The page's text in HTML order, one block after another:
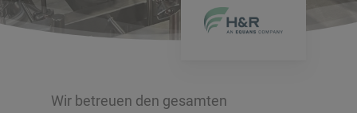
Wir betreuen den gesamten